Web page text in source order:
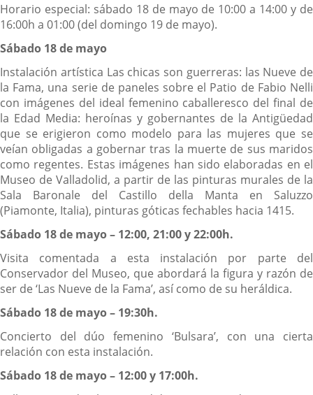
Horario especial: sábado 18 de mayo de 10:00 a 14:00 y de
16:00h a 01:00 (del domingo 19 de mayo).
Sábado 18 de mayo
Instalación artística Las chicas son guerreras: las Nueve de
la Fama, una serie de paneles sobre el Patio de Fabio Nelli
con imágenes del ideal femenino caballeresco del final de
la Edad Media: heroínas y gobernantes de la Antigüedad
que se erigieron como modelo para las mujeres que se
veían obligadas a gobernar tras la muerte de sus maridos
como regentes. Estas imágenes han sido elaboradas en el
Museo de Valladolid, a partir de las pinturas murales de la
Sala Baronale del Castillo della Manta en Saluzzo
(Piamonte, Italia), pinturas góticas fechables hacia 1415.
Sábado 18 de mayo – 12:00, 21:00 y 22:00h.
Visita comentada a esta instalación por parte del
Conservador del Museo, que abordará la figura y razón de
ser de ‘Las Nueve de la Fama’, así como de su heráldica.
Sábado 18 de mayo – 19:30h.
Concierto del dúo femenino ‘Bulsara’, con una cierta
relación con esta instalación.
Sábado 18 de mayo – 12:00 y 17:00h.